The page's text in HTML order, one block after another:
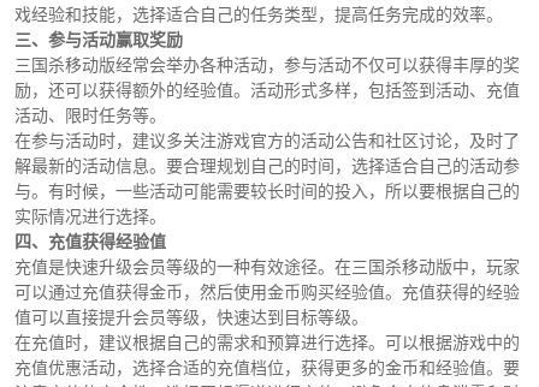
戏经验和技能，选择适合自己的任务类型，提高任务完成的效率。
三、参与活动赢取奖励
三国杀移动版经常会举办各种活动，参与活动不仅可以获得丰厚的奖
励，还可以获得额外的经验值。活动形式多样，包括签到活动、充值
活动、限时任务等。
在参与活动时，建议多关注游戏官方的活动公告和社区讨论，及时了
解最新的活动信息。要合理规划自己的时间，选择适合自己的活动参
与。有时候，一些活动可能需要较长时间的投入，所以要根据自己的
实际情况进行选择。
四、充值获得经验值
充值是快速升级会员等级的一种有效途径。在三国杀移动版中，玩家
可以通过充值获得金币，然后使用金币购买经验值。充值获得的经验
值可以直接提升会员等级，快速达到目标等级。
在充值时，建议根据自己的需求和预算进行选择。可以根据游戏中的
充值优惠活动，选择合适的充值档位，获得更多的金币和经验值。要